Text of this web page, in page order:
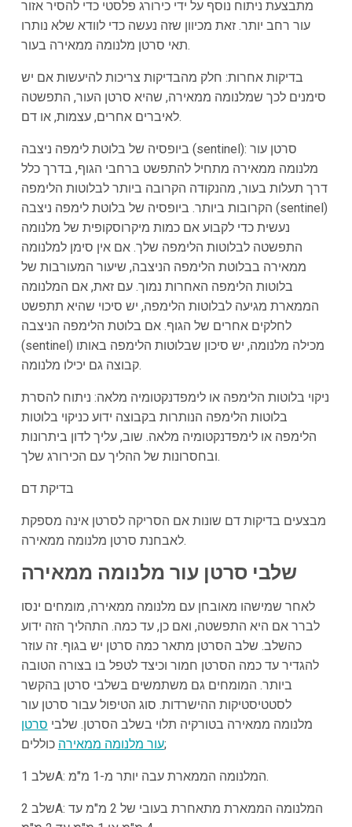
מתבצעת ניתוח נוסף על ידי כירורג פלסטי כדי להסיר אזור
עור רחב יותר. זאת מכיוון שזה נעשה כדי לוודא שלא נותרו
תאי סרטן מלנומה ממאירה בעור.
בדיקות אחרות: חלק מהבדיקות צריכות להיעשות אם יש
סימנים לכך שמלנומה ממאירה, שהיא סרטן העור, התפשטה
לאיברים אחרים, עצמות, או דם.
ביופסיה של בלוטת לימפה ניצבה (sentinel): סרטן עור
מלנומה ממאירה מתחיל להתפשט ברחבי הגוף, בדרך כלל
דרך תעלות בעור, מהנקודה הקרובה ביותר לבלוטות הלימפה
הקרובות ביותר. ביופסיה של בלוטת לימפה ניצבה (sentinel)
נעשית כדי לקבוע אם כמות מיקרוסקופית של מלנומה
התפשטה לבלוטות הלימפה שלך. אם אין סימן למלנומה
ממאירה בבלוטת הלימפה הניצבה, שיעור המעורבות של
בלוטות הלימפה האחרות נמוך. עם זאת, אם המלנומה
הממארת מגיעה לבלוטות הלימפה, יש סיכוי שהיא תתפשט
לחלקים אחרים של הגוף. אם בלוטת הלימפה הניצבה
(sentinel) מכילה מלנומה, יש סיכון שבלוטות הלימפה באותו
קבוצה גם יכילו מלנומה.
ניקוי בלוטות הלימפה או לימפדנקטומיה מלאה: ניתוח להסרת
בלוטות הלימפה הנותרות בקבוצה ידוע כניקוי בלוטות
הלימפה או לימפדנקטומיה מלאה. שוב, עליך לדון ביתרונות
ובחסרונות של ההליך עם הכירורג שלך.
בדיקת דם
מבצעים בדיקות דם שונות אם הסריקה לסרטן אינה מספקת
לאבחנת סרטן מלנומה ממאירה.
שלבי סרטן עור מלנומה ממאירה
לאחר שמישהו מאובחן עם מלנומה ממאירה, מומחים ינסו
לברר אם היא התפשטה, ואם כן, עד כמה. התהליך הזה ידוע
כהשלב. שלב הסרטן מתאר כמה סרטן יש בגוף. זה עוזר
להגדיר עד כמה הסרטן חמור וכיצד לטפל בו בצורה הטובה
ביותר. המומחים גם משתמשים בשלבי סרטן בהקשר
לסטטיסטיקות ההישרדות. סוג הטיפול עבור סרטן עור
מלנומה ממאירה בטורקיה תלוי בשלב הסרטן. שלבי סרטן
עור מלנומה ממאירהכוללים;
שלב 1A: המלנומה הממארת עבה יותר מ-1 מ"מ.
שלב 2A: המלנומה הממארת מתאחרת בעובי של 2 מ"מ עד